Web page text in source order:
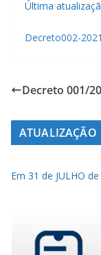
Última
Decreto002-2021
Decreto 001/
ATUALIZAÇÃO
Em 31 de JULHO